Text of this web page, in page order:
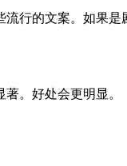
行的文案。如果是
。好处会更明显。